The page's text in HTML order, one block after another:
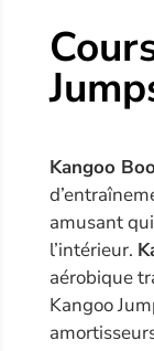
Kangoo
amusant
l’intérieur.
aérobique
Kangoo